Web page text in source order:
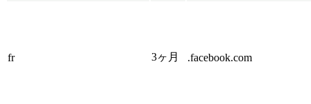
fr 3ヶ月 .facebook.com